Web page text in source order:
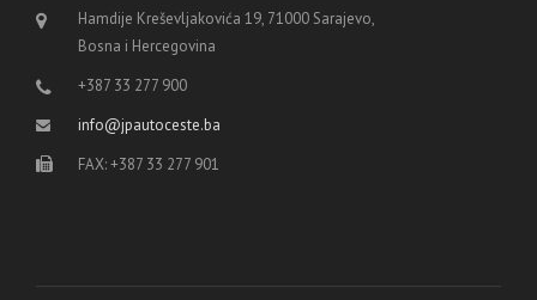
Hamdije Kreševljakovića 19, 71000 Sarajevo,
Bosna i Hercegovina
+387 33 277 900
info@jpautoceste.ba
FAX: +387 33 277 901